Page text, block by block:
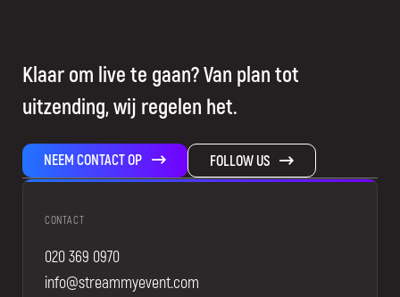
Klaar om live te gaan? Van plan tot
uitzending, wij regelen het.
NEEM CONTACT OP FOLLOW US
CONTACT
020 369 0970
info@streammyevent.com